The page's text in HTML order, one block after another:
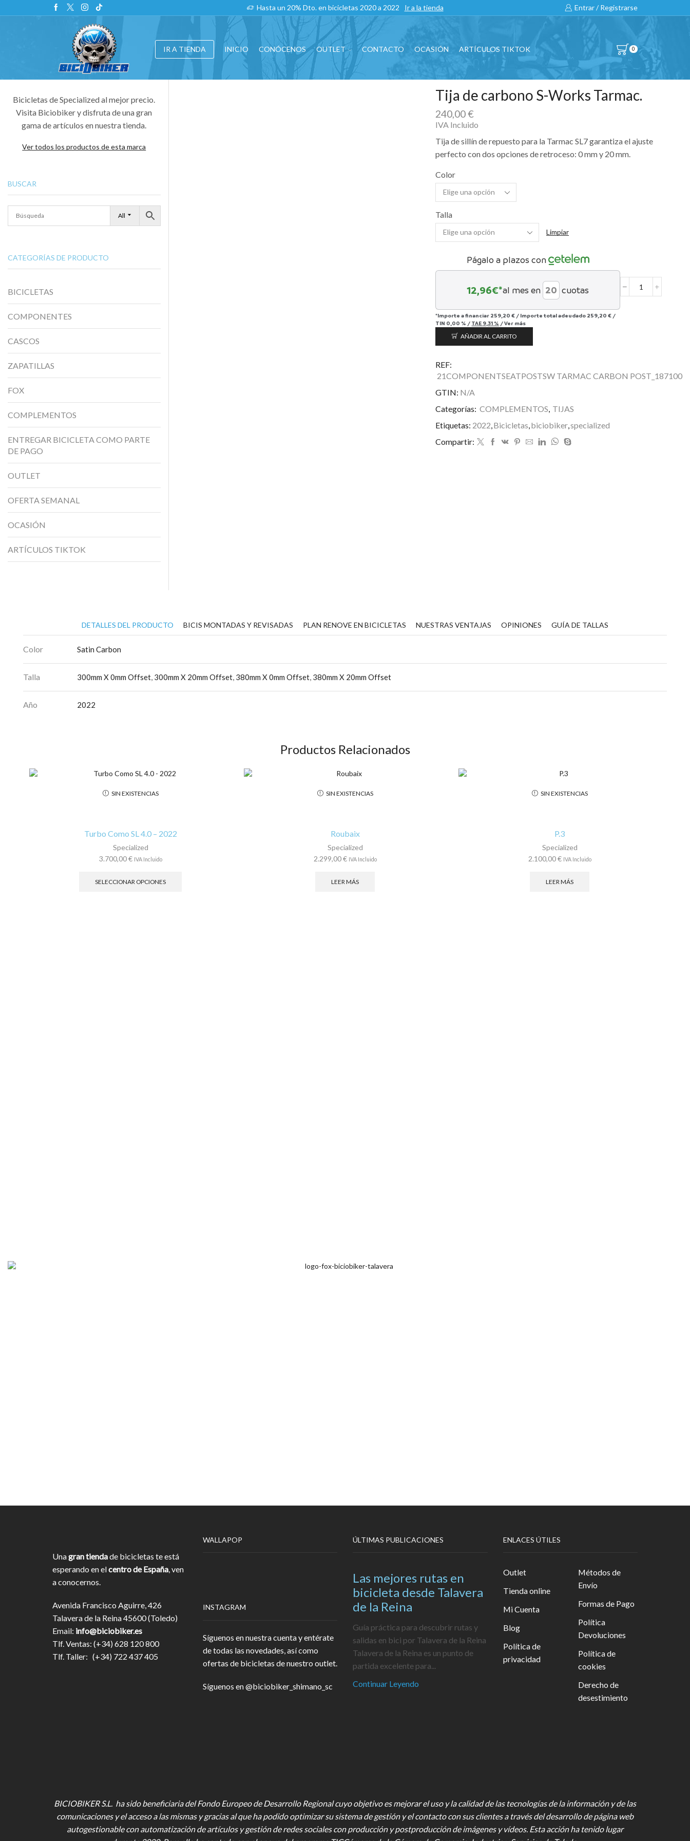
Hasta un 20% Dto. en bicicletas 2020 a 2022 Ir a la tienda Entrar / Registrarse
IR A TIENDA INICIO CONÓCENOS OUTLET CONTACTO OCASIÓN ARTÍCULOS TIKTOK 0
Tija de carbono S-Works Tarmac.
240,00€
IVA Incluido
Tija de sillín de repuesto para la Tarmac SL7 garantiza el ajuste
perfecto con dos opciones de retroceso: 0 mm y 20 mm.
Color
Talla
Limpiar
Págalo a plazos con
12,96€*al mes en cuotas
*Importe a financiar 259,20 € / Importe total adeudado 259,20 € /
TIN 0,00 % / TAE 9,31 % /Ver más
Tija
AÑADIR AL CARRITO
REF:
21COMPONENTSEATPOSTSW TARMAC CARBON POST_187100
GTIN: N/A
Categorías: COMPLEMENTOS, TIJAS
Etiquetas: 2022,Bicicletas,biciobiker,specialized
Compartir:
Bicicletas de Specialized al mejor precio.
Visita Biciobiker y disfruta de una gran
gama de artículos en nuestra tienda.
Ver todos los productos de esta marca
BUSCAR
All
CATEGORÍAS DE PRODUCTO
BICICLETAS
COMPONENTES
CASCOS
ZAPATILLAS
FOX
COMPLEMENTOS
ENTREGAR BICICLETA COMO PARTE
DE PAGO
OUTLET
OFERTA SEMANAL
OCASIÓN
ARTÍCULOS TIKTOK
DETALLES DEL PRODUCTO BICIS MONTADAS Y REVISADAS PLAN RENOVE EN BICICLETAS NUESTRAS VENTAJAS OPINIONES GUÍA DE TALLAS
Color Satin Carbon
Talla 300mm X 0mm Offset, 300mm X 20mm Offset, 380mm X 0mm Offset, 380mm X 20mm Offset
Año 2022
Productos Relacionados
SIN EXISTENCIAS
Turbo Como SL 4.0 – 2022
Specialized
3.700,00€ IVA Incluido
SELECCIONAR OPCIONES
SIN EXISTENCIAS
Roubaix
Specialized
2.299,00€ IVA Incluido
LEER MÁS
SIN EXISTENCIAS
P.3
Specialized
2.100,00€ IVA Incluido
LEER MÁS
Unagran tiendade bicicletas te está
esperando en elcentro de España, ven
a conocernos.
Avenida Francisco Aguirre, 426
Talavera de la Reina 45600 (Toledo)
Email: info@biciobiker.es
Tlf. Ventas: (+34) 628 120 800
Tlf. Taller: (+34) 722 437 405
WALLAPOP
INSTAGRAM
Síguenos en nuestra cuenta y entérate
de todas las novedades, así como
ofertas de bicicletas de nuestro outlet.
Síguenos en@biciobiker_shimano_sc
ÚLTIMAS PUBLICACIONES
Las mejores rutas en
bicicleta desde Talavera
de la Reina
Guía práctica para descubrir rutas y
salidas en bici por Talavera de la Reina
Talavera de la Reina es un punto de
partida excelente para...
Continuar Leyendo
ENLACES ÚTILES
Outlet
Tienda online
Mi Cuenta
Blog
Política de
privacidad
Métodos de
Envío
Formas de Pago
Política
Devoluciones
Política de
cookies
Derecho de
desestimiento
BICIOBIKER S.L. ha sido beneficiaria del Fondo Europeo de Desarrollo Regional cuyo objetivo es mejorar el uso y la calidad de las tecnologías de la información y de las
comunicaciones y el acceso a las mismas y gracias al que ha podido optimizar su sistema de gestión y el contacto con sus clientes a través del desarrollo de página web
autogestionable con automatización de artículos y gestión de redes sociales con producción y postproducción de imágenes y vídeos. Esta acción ha tenido lugar